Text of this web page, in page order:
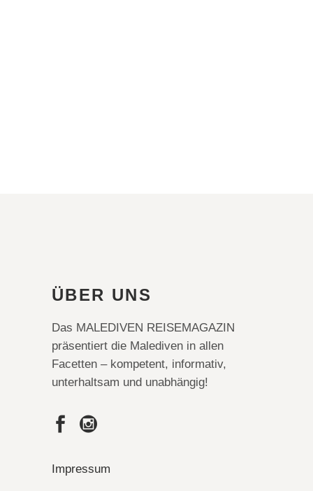
ÜBER UNS
Das MALEDIVEN REISEMAGAZIN
präsentiert die Malediven in allen
Facetten – kompetent, informativ,
unterhaltsam und unabhängig!
Impressum